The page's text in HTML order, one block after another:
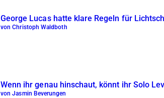
George Lucas hatte klare Regeln für
von Christoph Waldboth
Wenn ihr genau hinschaut, könnt ihr Solo
von Jasmin Beverungen